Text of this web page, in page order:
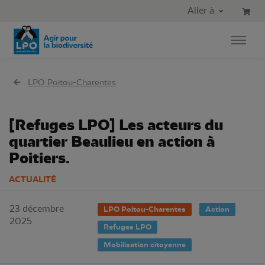
Aller au menu principal
Aller à
LPO Poitou-Charentes
[Refuges LPO] Les acteurs du
quartier Beaulieu en action à
Poitiers.
ACTUALITÉ
23 décembre
2025
LPO Poitou-Charentes
Action
Refuges LPO
Mobilisation citoyenne